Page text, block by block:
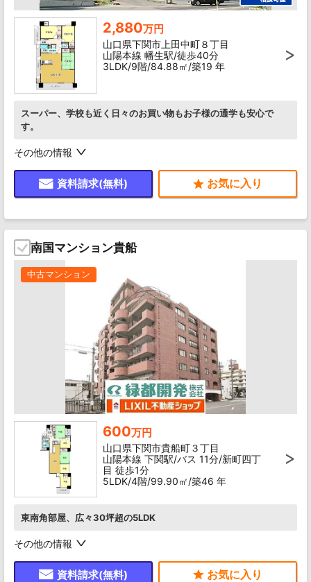
2,880万円
山口県下関市上田中町８丁目
山陽本線 幡生駅/徒歩40分
3LDK/9階/84.88㎡/築19 年
スーパー、学校も近く日々のお買い物もお子様の通学も安心で
す。
その他の情報
資料請求(無料)
南国マンション貴船
中古マンション
600万円
山口県下関市貴船町３丁目
山陽本線 下関駅/バス 11分/新町四丁
目 徒歩1分
5LDK/4階/99.90㎡/築46 年
東南角部屋、広々30坪超の5LDK
その他の情報
資料請求(無料)